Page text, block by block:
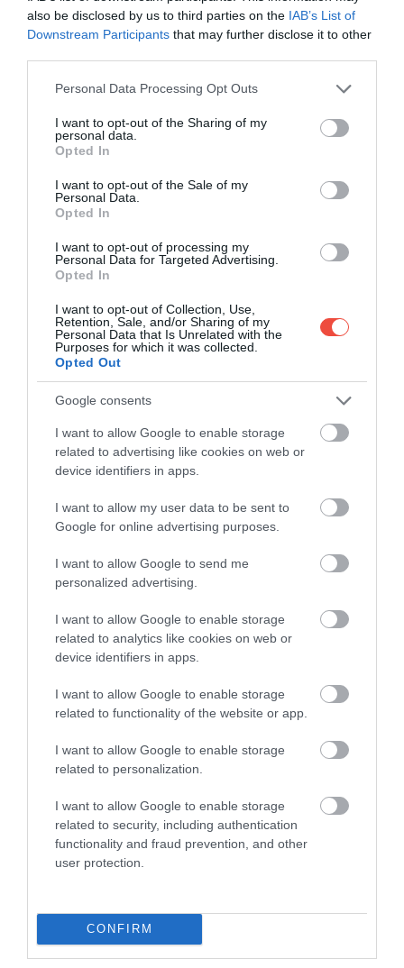
also be disclosed by us to third parties on the IAB’s List of
Downstream Participants that may further disclose it to other
Please note that this website/app uses one or more Google
not limited to your visit or usage behaviour. You may click to
grant or deny consent to Google and its third-party tags to
use your data for below specified purposes in below Google
consent section.
Personal Data Processing Opt Outs
I want to opt-out of the Sharing of my
personal data.
Opted In
I want to opt-out of the Sale of my
Personal Data.
Opted In
I want to opt-out of processing my
Personal Data for Targeted Advertising.
Opted In
I want to opt-out of Collection, Use,
Retention, Sale, and/or Sharing of my
Personal Data that Is Unrelated with the
Purposes for which it was collected.
Opted Out
Google consents
I want to allow Google to enable storage
related to advertising like cookies on web or
device identifiers in apps.
I want to allow my user data to be sent to
Google for online advertising purposes.
I want to allow Google to send me
personalized advertising.
I want to allow Google to enable storage
related to analytics like cookies on web or
device identifiers in apps.
I want to allow Google to enable storage
related to functionality of the website or app.
I want to allow Google to enable storage
related to personalization.
I want to allow Google to enable storage
related to security, including authentication
functionality and fraud prevention, and other
user protection.
CONFIRM
Cabina dublă oferă patru locuri, astfel încât prietenii
sau familia să fie parte din drum, iar pasagerii din
spate primesc, în premieră, o cotieră centrală pentru
confort în orele lungi petrecute pe șosea.
Garda la
sol de 224 mm în varianta 4x4 te încurajează să
alegi poteci mai puțin bătute,
Sandstone, Lichen Kaki, Terracotta Brown, Glacier
White, Schiste Grey, Pearl Black și Cedar Green —
accentuează spiritul outdoor, de la discret la
aventuros. Duster Pick-Up este omologat N1 ca
vehicul pentru transport de mărfuri și preia
sistemele de siguranță alemodelului standard
pentru șofer și pasager, ABS cu repartitor electronic
al frânării, ESP cu funcție anti-patinare, asistență la
demaraj în rampă, frânare automată de urgență,
asistență la coborârea pantei, recunoașterea
semnelor de circulație cu alertă de depășire a
sau avertizare pentru unghiul mort și cameră
Multiview.
Interesant!Cine ar fi crezut? Prima generație
a modelului Dacia Logan reînvie pe un alt
continent